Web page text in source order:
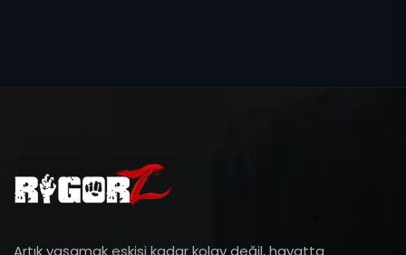
Artık yaşamak eskisi kadar kolay değil, hayatta